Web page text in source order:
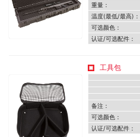
重量：
温度(最低/最高)：
可选颜色：
认证/可选配件：
工具包
备注：
可选颜色：
认证/可选配件：